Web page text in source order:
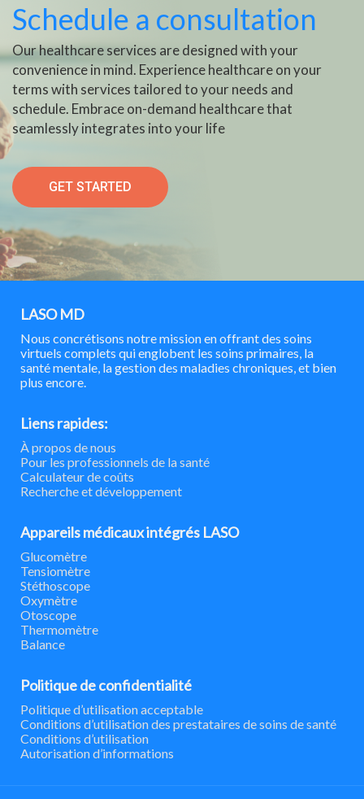
Schedule a consultation
Our healthcare services are designed with your
convenience in mind. Experience healthcare on your
terms with services tailored to your needs and
schedule. Embrace on-demand healthcare that
seamlessly integrates into your life
GET STARTED
LASO MD
Nous concrétisons notre mission en offrant des soins
virtuels complets qui englobent les soins primaires, la
santé mentale, la gestion des maladies chroniques, et bien
plus encore.
Liens rapides:
À propos de nous
Pour les professionnels de la santé
Calculateur de coûts
Recherche et développement
Appareils médicaux intégrés LASO
Glucomètre
Tensiomètre
Stéthoscope
Oxymètre
Otoscope
Thermomètre
Balance
Politique de confidentialité
Politique d’utilisation acceptable
Conditions d’utilisation des prestataires de soins de santé
Conditions d’utilisation
Autorisation d’informations